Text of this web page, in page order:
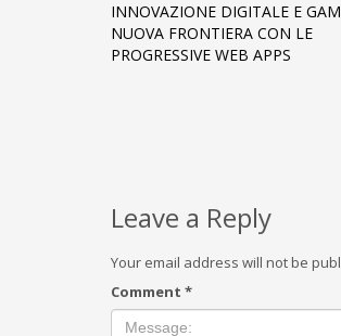
INNOVAZIONE DIGITALE E
NUOVA FRONTIERA CON LE
PROGRESSIVE WEB APPS
Leave a Reply
Your email address will not be
Comment *